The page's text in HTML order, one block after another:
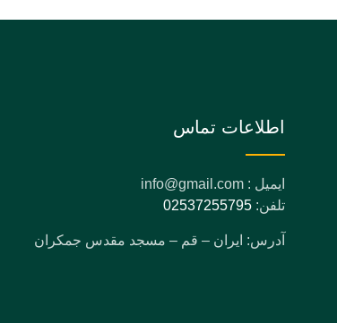
اطلاعات تماس
ایمیل : info@gmail.com
تلفن: 02537255795
آدرس: ایران – قم – مسجد مقدس جمکران